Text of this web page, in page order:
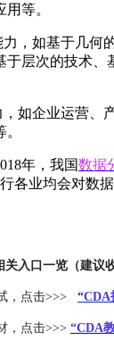
用等。
力，如基于几何
于层次的技术、
如企业运营、
年，我国数据
各业均会对数
入口一览（建议
，点击>>> “CDA
，点击>>> “CDA